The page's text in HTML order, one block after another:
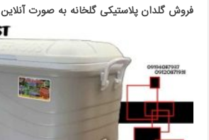
فروش گلدان پلاستیکی گلخانه به صورت آنلاین